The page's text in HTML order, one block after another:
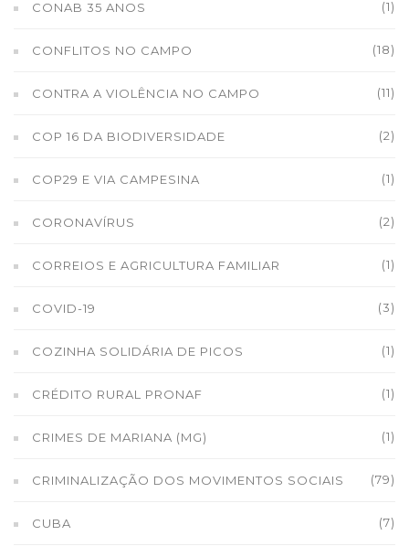
CONAB 35 ANOS (1)
CONFLITOS NO CAMPO (18)
CONTRA A VIOLÊNCIA NO CAMPO (11)
COP 16 DA BIODIVERSIDADE (2)
COP29 E VIA CAMPESINA (1)
CORONAVÍRUS (2)
CORREIOS E AGRICULTURA FAMILIAR (1)
COVID-19 (3)
COZINHA SOLIDÁRIA DE PICOS (1)
CRÉDITO RURAL PRONAF (1)
CRIMES DE MARIANA (MG) (1)
CRIMINALIZAÇÃO DOS MOVIMENTOS SOCIAIS (79)
CUBA (7)